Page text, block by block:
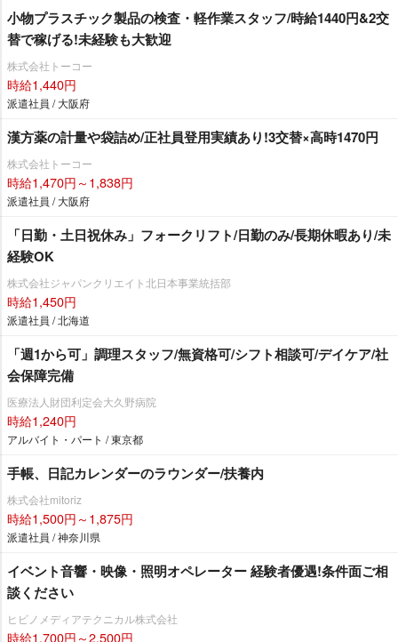
小物プラスチック製品の検査・軽作業スタッフ/時給1440円&2交
替で稼げる!未経験も大歓迎
株式会社トーコー
時給1,440円
派遣社員 / 大阪府
漢方薬の計量や袋詰め/正社員登用実績あり!3交替×高時1470円
株式会社トーコー
時給1,470円～1,838円
派遣社員 / 大阪府
「日勤・土日祝休み」フォークリフト/日勤のみ/長期休暇あり/未
経験OK
株式会社ジャパンクリエイト北日本事業統括部
時給1,450円
派遣社員 / 北海道
「週1から可」調理スタッフ/無資格可/シフト相談可/デイケア/社
会保障完備
医療法人財団利定会大久野病院
時給1,240円
アルバイト・パート / 東京都
手帳、日記カレンダーのラウンダー/扶養内
株式会社mitoriz
時給1,500円～1,875円
派遣社員 / 神奈川県
イベント音響・映像・照明オペレーター 経験者優遇!条件面ご相
談ください
ヒビノメディアテクニカル株式会社
時給1,700円～2,500円